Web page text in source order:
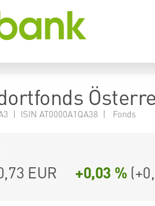
| ISIN AT0000A1QA38 | Fonds
EUR +0,03 % (